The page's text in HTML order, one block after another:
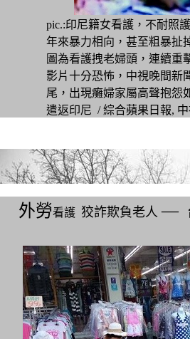
pic.:印尼籍女看護，不耐照
年來暴力相向，甚至粗暴扯
圖為看護拽老婦頭，連續重
影片十分恐怖，中視晚間新
尾，出現癱婦家屬高聲抱怨
遣返印尼 / 綜合蘋果日報, 中
外勞看護 狡詐欺負老人―